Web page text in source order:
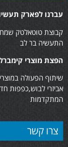
עברנו לפארק
קבוצת טוטאלטק
התעשיה בר לב
הפצת מוצרי
שיתוף הפעולה
אביזרי לבוש,כפפות
המתקדמות
צרו קשר